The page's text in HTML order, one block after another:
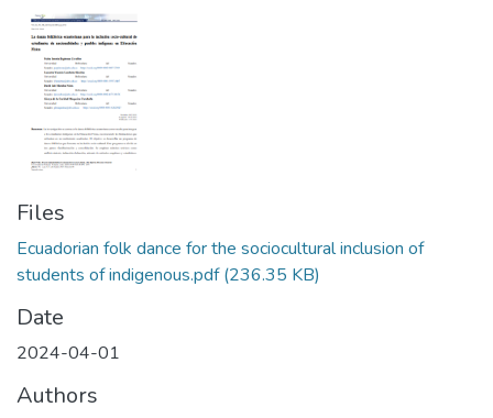
Files
Ecuadorian folk dance for the sociocultural inclusion of
students of indigenous.pdf(236.35 KB)
Date
2024-04-01
Authors